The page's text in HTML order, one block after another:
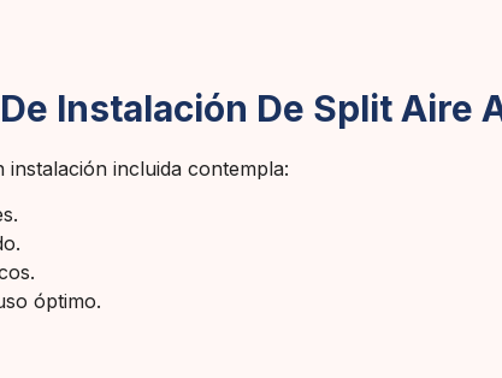
Instalación De Split Aire
incluida contempla:
óptimo.